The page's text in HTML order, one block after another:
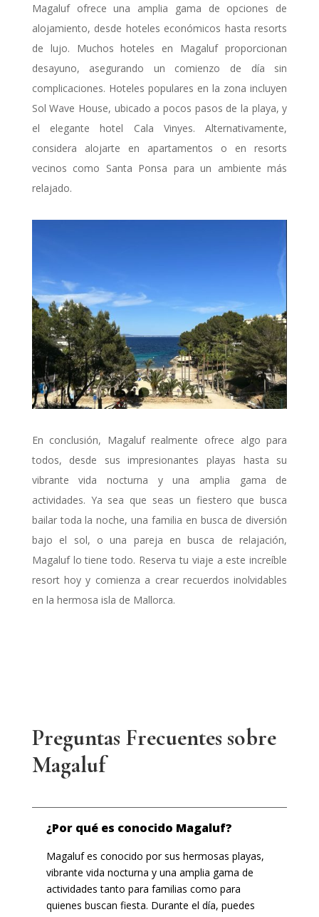
Magaluf ofrece una amplia gama de opciones de
alojamiento, desde hoteles económicos hasta resorts
de lujo. Muchos hoteles en Magaluf proporcionan
desayuno, asegurando un comienzo de día sin
complicaciones. Hoteles populares en la zona incluyen
Sol Wave House, ubicado a pocos pasos de la playa, y
el elegante hotel Cala Vinyes. Alternativamente,
considera alojarte en apartamentos o en resorts
vecinos como Santa Ponsa para un ambiente más
relajado.
En conclusión, Magaluf realmente ofrece algo para
todos, desde sus impresionantes playas hasta su
vibrante vida nocturna y una amplia gama de
actividades. Ya sea que seas un fiestero que busca
bailar toda la noche, una familia en busca de diversión
bajo el sol, o una pareja en busca de relajación,
Magaluf lo tiene todo. Reserva tu viaje a este increíble
resort hoy y comienza a crear recuerdos inolvidables
en la hermosa isla de Mallorca.
Preguntas Frecuentes sobre
Magaluf
¿Por qué es conocido Magaluf?
Magaluf es conocido por sus hermosas playas,
vibrante vida nocturna y una amplia gama de
actividades tanto para familias como para
quienes buscan fiesta. Durante el día, puedes